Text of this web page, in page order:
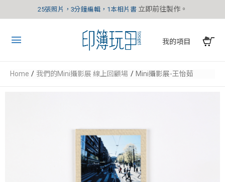
25張照片，3分鐘編輯，1本相片書 立即前往製作。
我的項目
Home 我們的Mini攝影展 線上回顧場 Mini攝影展-王怡茹